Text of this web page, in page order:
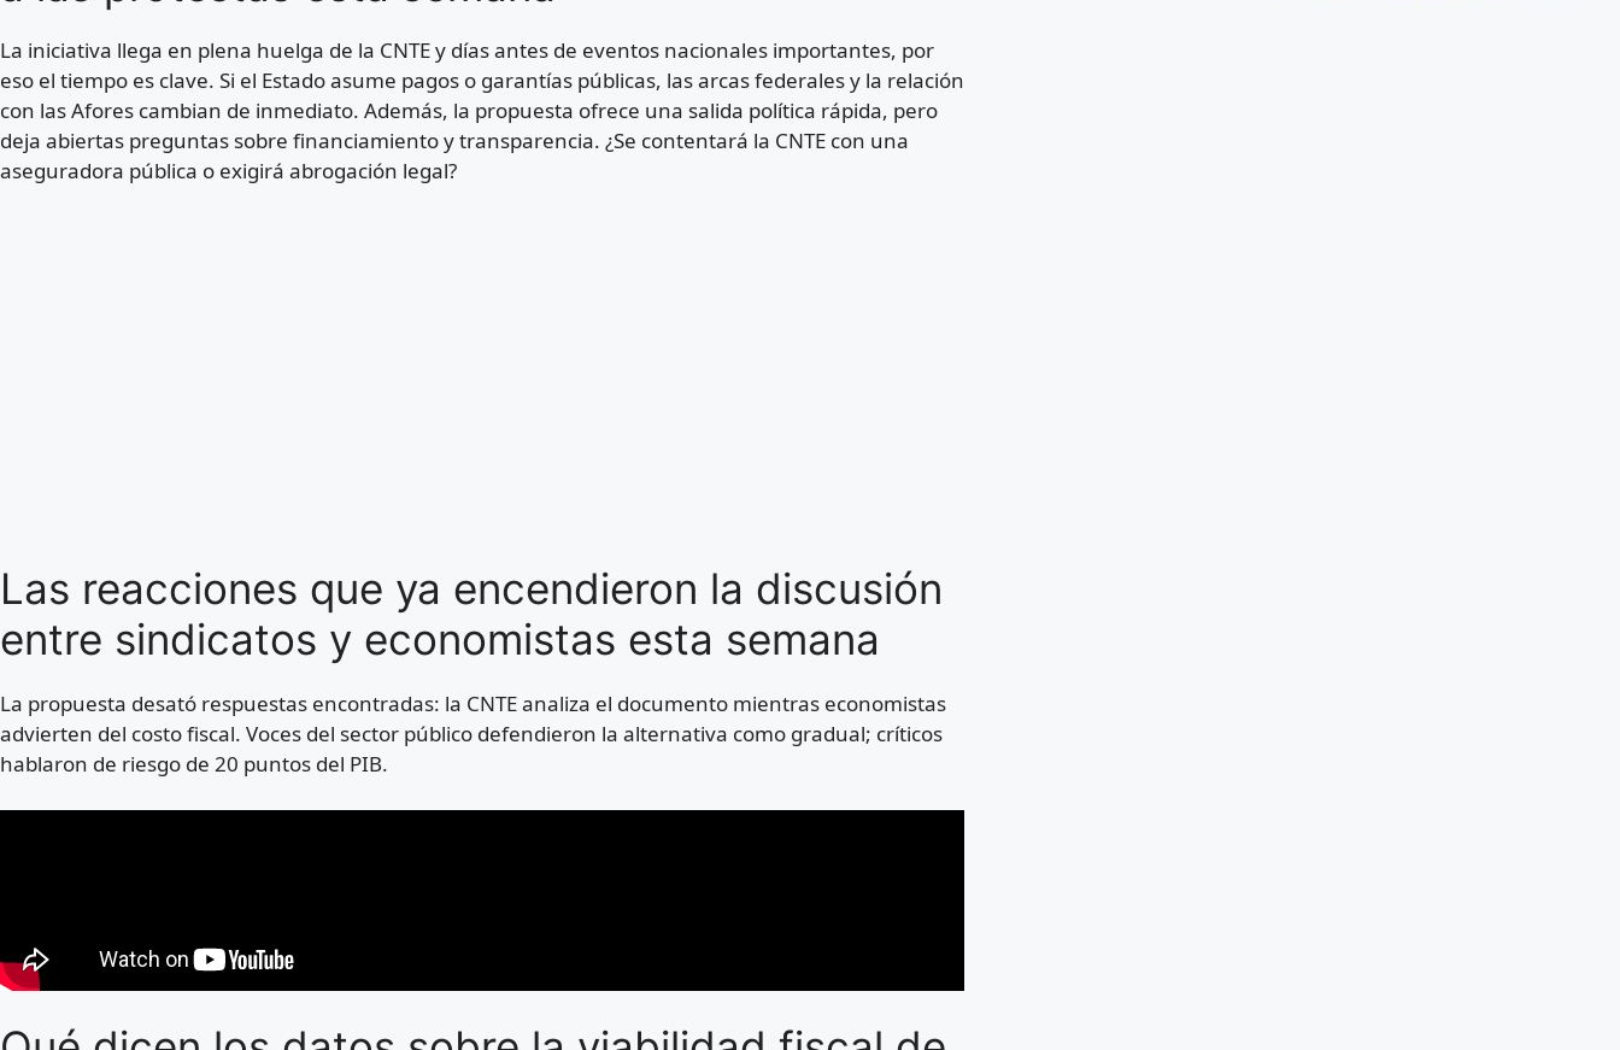
La iniciativa llega en plena huelga de la CNTE y días antes de eventos nacionales importantes, por
eso el tiempo es clave. Si el Estado asume pagos o garantías públicas, las arcas federales y la relación
con las Afores cambian de inmediato. Además, la propuesta ofrece una salida política rápida, pero
deja abiertas preguntas sobre financiamiento y transparencia. ¿Se contentará la CNTE con una
aseguradora pública o exigirá abrogación legal?
Las reacciones que ya encendieron la discusión
entre sindicatos y economistas esta semana
La propuesta desató respuestas encontradas: la CNTE analiza el documento mientras economistas
advierten del costo fiscal. Voces del sector público defendieron la alternativa como gradual; críticos
hablaron de riesgo de 20 puntos del PIB.